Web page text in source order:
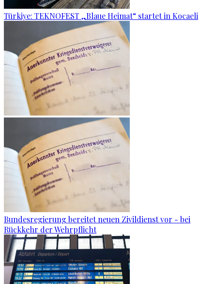
Türkiye: TEKNOFEST „Blaue Heimat“ startet in Kocaeli
Bundesregierung bereitet neuen Zivildienst vor - bei
Rückkehr der Wehrpflicht